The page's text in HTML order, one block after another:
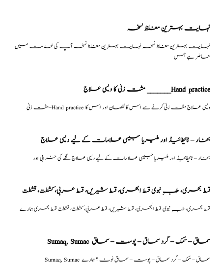
نہایت بہترین مغلظ نسخہ
نہایت بہترین مغلظ نسخہ نہایت بہترین مغلظ نسخہ آپ کی خدمت میں
حاضر ہے جس
مشت زنی کا دیسی علاج _______Hand practice
مشت زنی–Hand practice دیسی علاج مشت زنی کرنے سے اس کا نقصان اور اس کا
بخار – ٹائیفائیڈ اور ملیریا جیسی علامات کے لیے دیسی علاج
بخار – ٹائیفائیڈ اور ملیریا جیسی علامات کے لیے دیسی علاج گلے کی خرابی اور
قسط بحری، طبِ نبوی قسط البحری، قسط شیریں، قسط عربی، كشطت، قشطت
قسط بحری، طبِ نبوی قسط البحری، قسط شیریں، قسط عربی، كشطت، قشطت قسط بحری ہمارے
Sumaq, Sumac سماق – سُمک – گرد سماق – پوست – سماق
Sumaq, Sumac سماق – سُمک – گرد سماق – پوست – سماق نوٹ ؟ ہمارے